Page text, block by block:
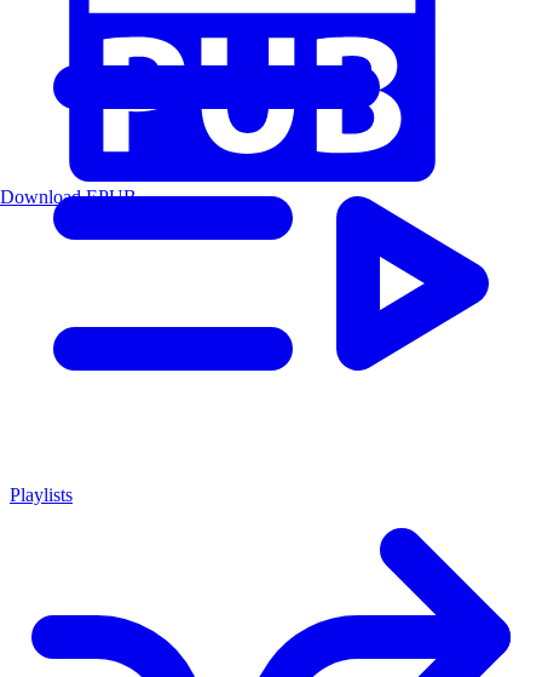
Playlists
Download EPUB